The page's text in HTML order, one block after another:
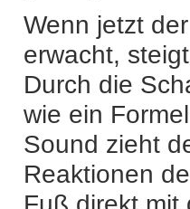
Wenn jetzt
erwacht,
Durch die
wie ein
Sound zieht
Reaktionen